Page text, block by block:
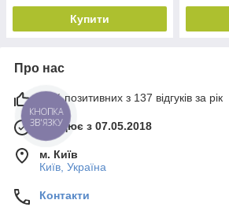
Купити
Про нас
99% позитивних з 137 відгуків за рік
Працює з 07.05.2018
м. Київ
Київ, Україна
Контакти
КНОПКА
ЗВ'ЯЗКУ